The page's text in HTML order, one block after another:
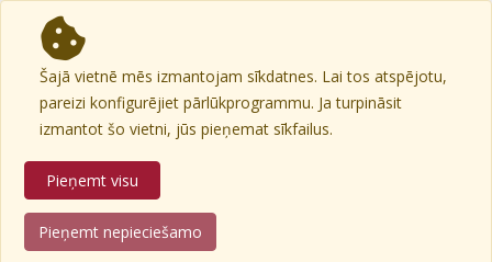
Šajā vietnē mēs izmantojam sīkdatnes. Lai tos atspējotu,
pareizi konfigurējiet pārlūkprogrammu. Ja turpināsit
izmantot šo vietni, jūs pieņemat sīkfailus.
Pieņemt visu
Pieņemt nepieciešamo